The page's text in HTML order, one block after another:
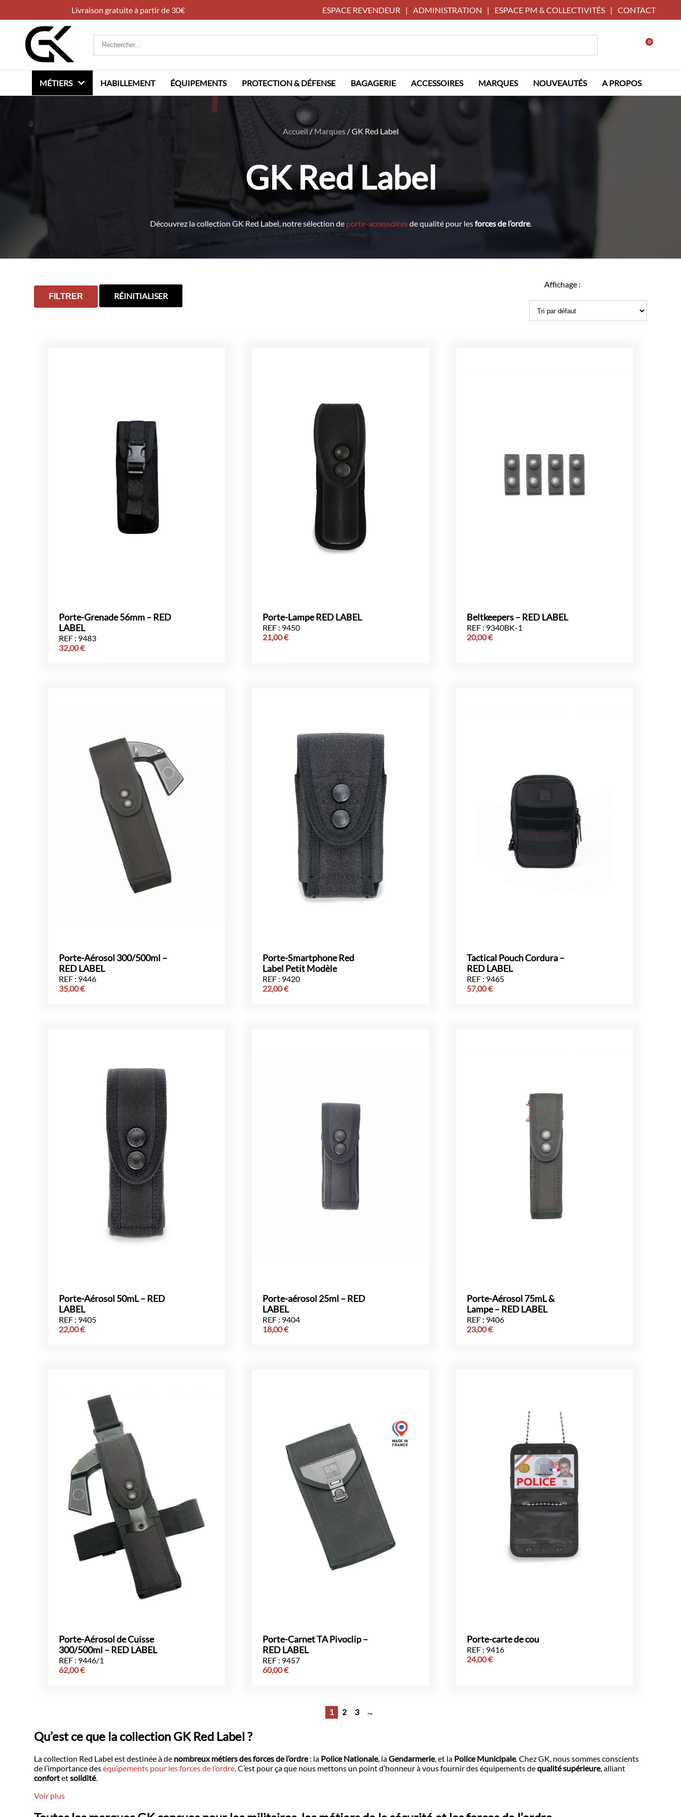
Livraison gratuite à partir de 30€ ESPACE REVENDEUR | ADMINISTRATION | ESPACE PM & COLLECTIVITÉS | CONTACT
Rechercher
0
MÉTIERS HABILLEMENT ÉQUIPEMENTS PROTECTION & DÉFENSE BAGAGERIE ACCESSOIRES MARQUES NOUVEAUTÉS A PROPOS
Accueil / Marques/GK Red Label
GK Red Label
Découvrez la collection GK Red Label, notre sélection de porte-accessoiresde qualité pour lesforces de l’ordre.
FILTRER RÉINITIALISER
Affichage :
Porte-Grenade 56mm – RED
LABEL
REF : 9483
32,00€
Porte-Lampe RED LABEL
REF : 9450
21,00€
Beltkeepers – RED LABEL
REF : 9340BK-1
20,00€
Porte-Aérosol 300/500ml –
RED LABEL
REF : 9446
35,00€
Porte-Smartphone Red
Label Petit Modèle
REF : 9420
22,00€
Tactical Pouch Cordura –
RED LABEL
REF : 9465
57,00€
Porte-Aérosol 50mL – RED
LABEL
REF : 9405
22,00€
Porte-aérosol 25ml – RED
LABEL
REF : 9404
18,00€
Porte-Aérosol 75mL &
Lampe – RED LABEL
REF : 9406
23,00€
Porte-Aérosol de Cuisse
300/500ml – RED LABEL
REF : 9446/1
62,00€
Porte-Carnet TA Pivoclip –
RED LABEL
REF : 9457
60,00€
Porte-carte de cou
REF : 9416
24,00€
1 2 3 →
Qu’est ce que la collection GK Red Label ?
La collection Red Label est destinée à de nombreux métiers desforces de l’ordre: la Police Nationale, laGendarmerie, et la Police Municipale. Chez GK, nous sommes conscients
de l’importance deséquipements pour les forces de l’ordre . C’est pour ça que nous mettons un point d’honneur à vous fournir des équipements dequalité supérieure, alliant
confortetsolidité.
Voir plus